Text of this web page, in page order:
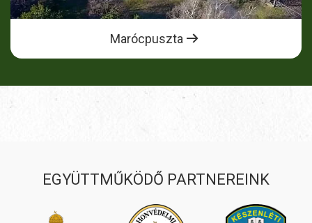
Marócpuszta
EGYÜTTMŰKÖDŐ PARTNEREINK